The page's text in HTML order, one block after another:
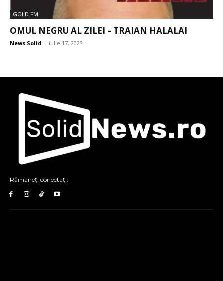
GOLD FM
OMUL NEGRU AL ZILEI – TRAIAN HALALAI
News Solid - iulie 17, 2023
Rămâneți conectați: